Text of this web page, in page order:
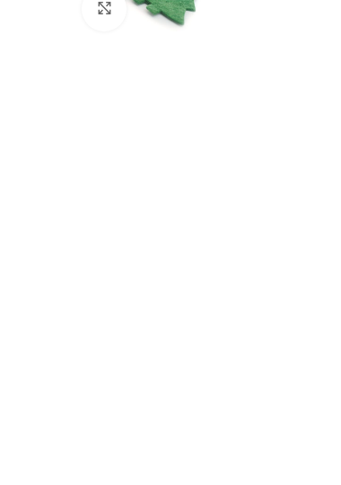
Click to enlarge